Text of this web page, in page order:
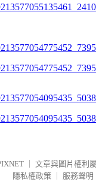
文章與圖片權利
隱私權政策
服務聲明